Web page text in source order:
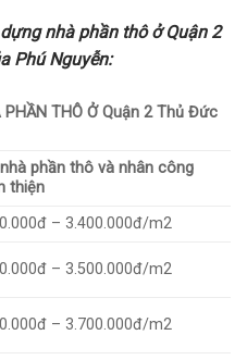
nhà phần thô ở Quận 2
Phú Nguyễn:
PHẦN THÔ Ở Quận 2 Thủ Đức
phần thô và nhân công
thiện
– 3.400.000đ/m2
– 3.500.000đ/m2
– 3.700.000đ/m2